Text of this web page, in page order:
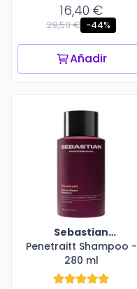
16,40 €
29,50 € -44%
Añadir
Sebastian
Professional
Penetraitt Shampoo -
280 ml